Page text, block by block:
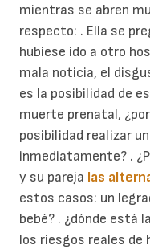
mientras se abren
respecto: . Ella se
hubiese ido a otro
mala noticia, el
es la posibilidad de
muerte prenatal,
posibilidad realizar
inmediatamente? .
y su pareja las
estos casos: un
bebé? . ¿dónde está
los riesgos reales de